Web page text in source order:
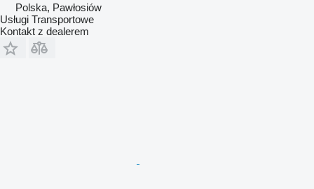
Polska, Pawłosiów
Usługi Transportowe
Kontakt z dealerem